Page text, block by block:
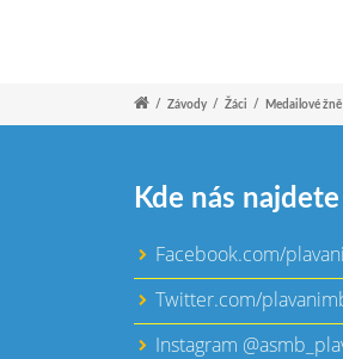
/ Závody / Žáci / Medailové
Kde nás najdete
Facebook.com/
Twitter.com/
Instagram